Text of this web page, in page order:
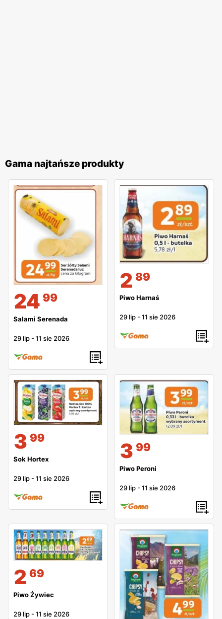
Gama najtańsze produkty
24 99
Salami Serenada
29 lip -11 sie 2026
2 89
Piwo Harnaś
29 lip -11 sie 2026
3 99
Sok Hortex
29 lip -11 sie 2026
3 99
Piwo Peroni
29 lip -11 sie 2026
2 69
Piwo Żywiec
29 lip -11 sie 2026